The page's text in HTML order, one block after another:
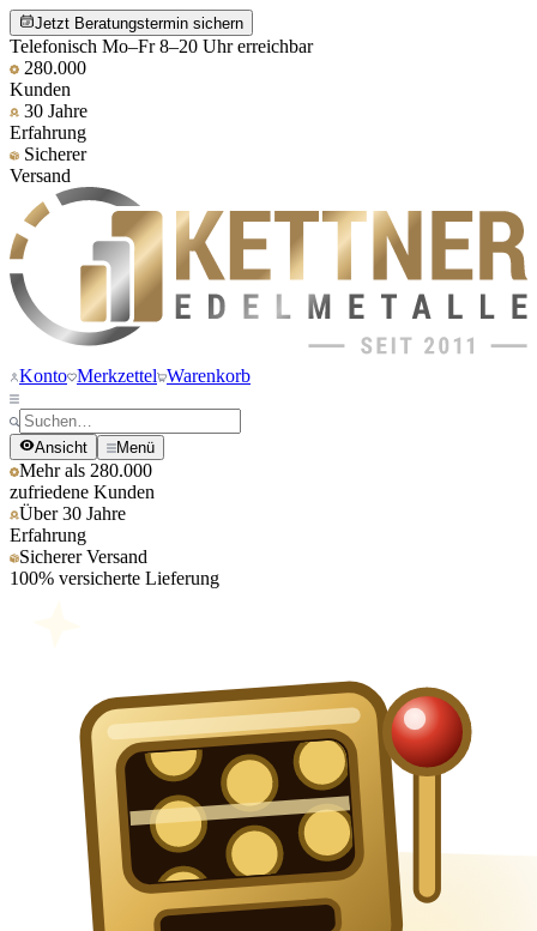
Jetzt Beratungstermin sichern
Telefonisch Mo–Fr 8–20 Uhr erreichbar
280.000
Kunden
30 Jahre
Erfahrung
Sicherer
Versand
Konto Merkzettel Warenkorb
Ansicht Menü
Mehr als 280.000
zufriedene Kunden
Über 30 Jahre
Erfahrung
Sicherer Versand
100% versicherte Lieferung